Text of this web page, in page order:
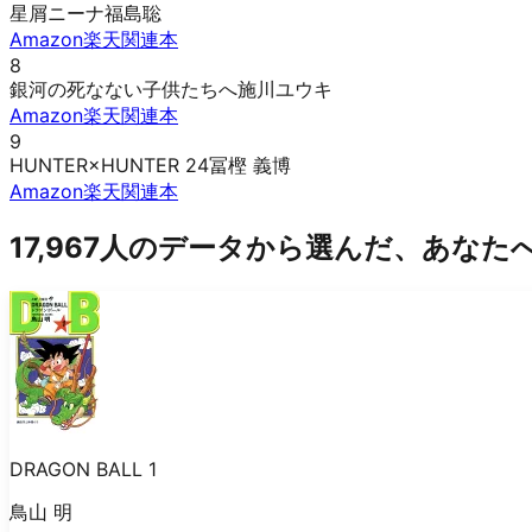
星屑ニーナ福島聡
Amazon楽天関連本
8
銀河の死なない子供たちへ施川ユウキ
Amazon楽天関連本
9
HUNTER×HUNTER 24冨樫 義博
Amazon楽天関連本
17,967人のデータから選んだ、あなた
DRAGON BALL 1
鳥山 明